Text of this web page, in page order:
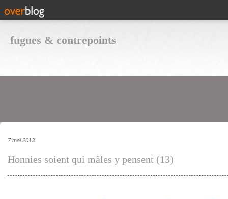
fugues & contrepoints
7 mai 2013
Honnies soient qui mâles y pensent (13)